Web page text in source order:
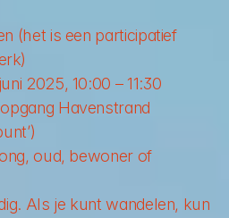
(het is een participatief
2025, 10:00 – 11:30
Havenstrand
oud, bewoner of
Als je kunt wandelen, kun